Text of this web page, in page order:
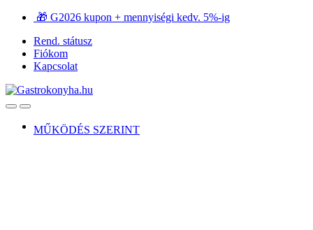
Ugrás
navigációhoz
Ugrás
tartalomra
🎁 G2026 kupon + mennyiségi kedv. 5%-ig
Rend. státusz
Fiókom
Kapcsolat
OpenClose
MŰKÖDÉS SZERINT